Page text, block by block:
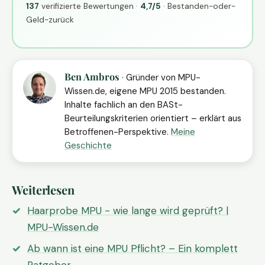
137 verifizierte Bewertungen · 4,7/5 · Bestanden-oder-
Geld-zurück
Ben Ambros · Gründer von MPU-
Wissen.de, eigene MPU 2015 bestanden.
Inhalte fachlich an den BASt-
Beurteilungskriterien orientiert – erklärt aus
Betroffenen-Perspektive. Meine
Geschichte
Weiterlesen
Haarprobe MPU - wie lange wird geprüft? |
MPU-Wissen.de
Ab wann ist eine MPU Pflicht? – Ein komplett